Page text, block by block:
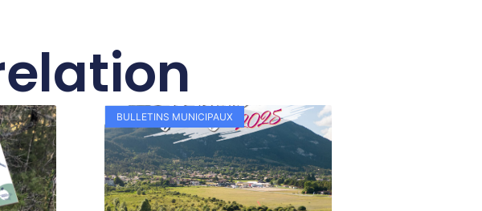
BULLETINS MUNICIPAUX